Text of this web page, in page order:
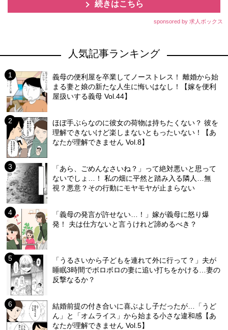
続きはこちら
sponsored by 求人ボックス
人気記事ランキング
義母の便利屋を卒業してノーストレス！ 離婚から始
まる妻と娘の新たな人生に悔いはなし！【嫁を便利
屋扱いする義母 Vol.44】
ほぼ手ぶらなのに彼女の荷物は持ちたくない？ 彼を
理解できないけど楽しまないともったいない！【あ
なたが理解できません Vol.8】
「あら、ごめんなさいね？」って絶対悪いと思って
ないでしょ…！ 私の畑に平然と踏み入る隣人…無
視？悪意？その行動にモヤモヤが止まらない
「義母の発言が許せない…！」嫁が義母に怒り爆
発！ 夫は仕方ないと言うけれど諦めるべき？
「うるさいから子どもを連れて外に行って？」夫が
睡眠3時間でボロボロの妻に追い打ちをかける…妻の
反撃なるか？
結婚前提の付き合いに喜ぶよし子だったが…「うど
ん」と「オムライス」から始まる小さな違和感【あ
なたが理解できません Vol.5】